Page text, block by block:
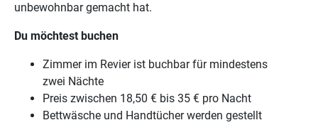
unbewohnbar gemacht hat.
Du möchtest buchen
Zimmer im Revier ist buchbar für mindestens
zwei Nächte
Preis zwischen 18,50 € bis 35 € pro Nacht
Bettwäsche und Handtücher werden gestellt